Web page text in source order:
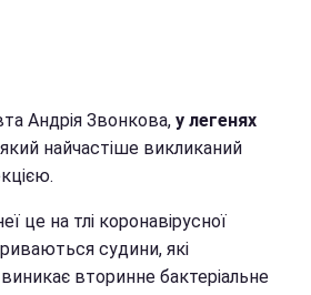
Андрія Звонкова, у легенях
найчастіше викликаний
це на тлі коронавірусної
судини, які
вторинне бактеріальне